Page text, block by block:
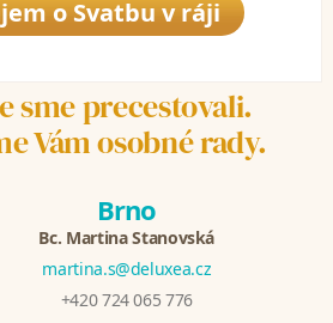
o Svatbu v ráji
sme precestovali.
Vám osobné rady.
Brno
Bc. Martina Stanovská
martina.s@deluxea.cz
+420 724 065 776